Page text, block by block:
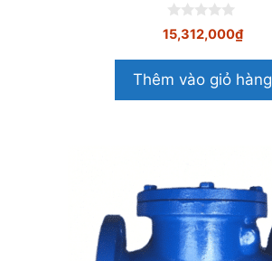
0
n
à
5
15,312,000₫
Thêm vào giỏ hàng